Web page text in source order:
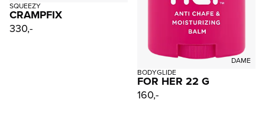
SQUEEZY
CRAMPFIX
330,-
DAME
BODYGLIDE
FOR HER 22 G
160,-